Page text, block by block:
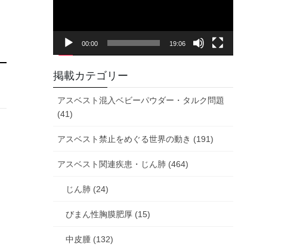
ヤ
00:00 19:06
掲載カテゴリー
アスベスト混入ベビーパウダー・タルク問題
(41)
アスベスト禁止をめぐる世界の動き (191)
アスベスト関連疾患・じん肺 (464)
じん肺 (24)
びまん性胸膜肥厚 (15)
中皮腫 (132)